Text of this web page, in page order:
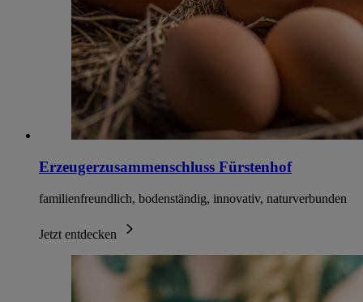
Erzeugerzusammenschluss Fürstenhof
familienfreundlich, bodenständig, innovativ, naturverbunden
Jetzt entdecken